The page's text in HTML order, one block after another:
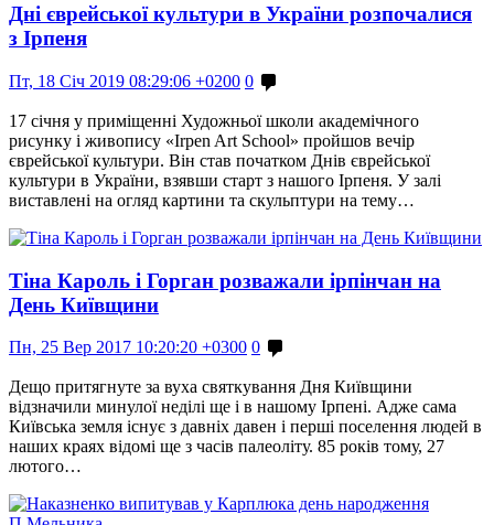
Дні єврейської культури в України розпочалися
з Ірпеня
Пт, 18 Січ 2019 08:29:06 +0200 0
17 січня у приміщенні Художньої школи академічного
рисунку і живопису «Irpen Art School» пройшов вечір
єврейської культури. Він став початком Днів єврейської
культури в України, взявши старт з нашого Ірпеня. У залі
виставлені на огляд картини та скульптури на тему…
Тіна Кароль і Горган розважали ірпінчан на
День Київщини
Пн, 25 Вер 2017 10:20:20 +0300 0
Дещо притягнуте за вуха святкування Дня Київщини
відзначили минулої неділі ще і в нашому Ірпені. Адже сама
Київська земля існує з давніх давен і перші поселення людей в
наших краях відомі ще з часів палеоліту. 85 років тому, 27
лютого…